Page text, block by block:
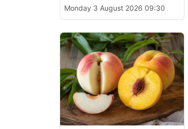
Monday 3 August 2026 09:30